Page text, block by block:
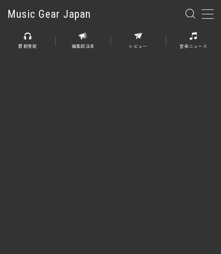
Music Gear Japan
MENU
最新情報 編集部注目 レビュー 音楽ニュース